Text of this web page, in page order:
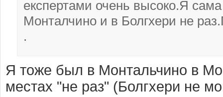
експертами очень высоко.Я
Монталчино и в Болгхери не
.
Я тоже был в Монтальчино в
местах "не раз" (Болгхери не